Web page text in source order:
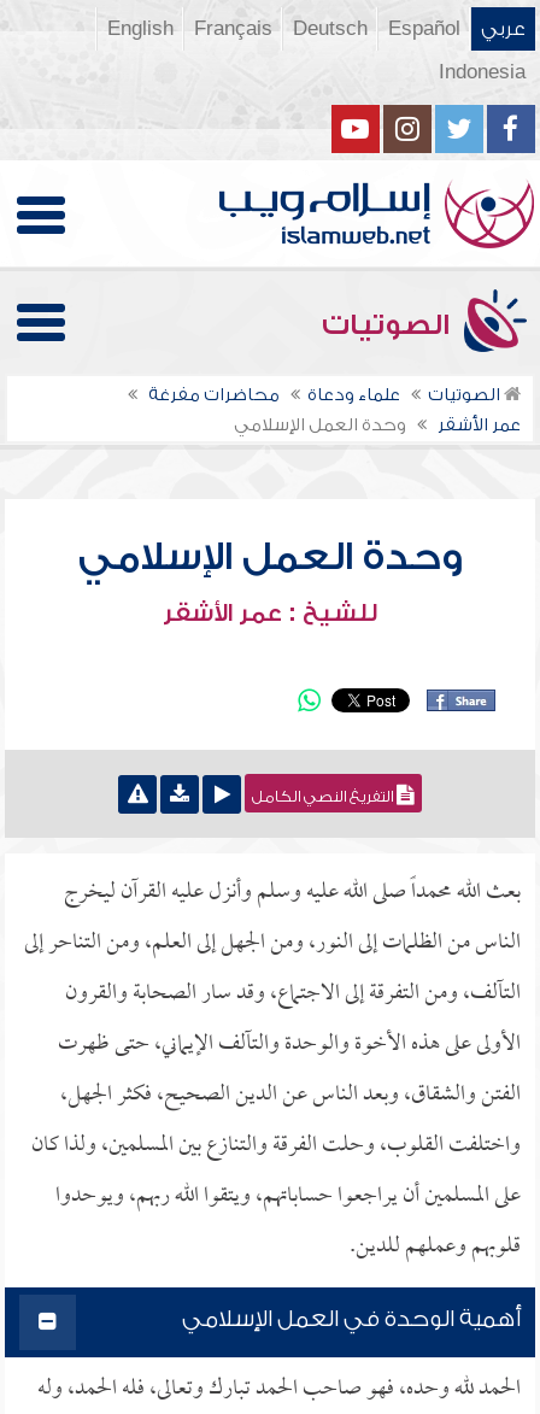
عربي Español
Deutsch
Français
English
Indonesia
الصوتيات
الصوتيات علماء ودعاة
محاضرات مفرغة
عمر الأشقر
وحدة العمل الإسلامي
وحدة العمل الإسلامي
للشيخ : عمر الأشقر
التفريغ النصي الكامل
بعث الله محمداً صلى الله عليه وسلم وأنزل عليه القرآن ليخرج
الناس من الظلمات إلى النور، ومن الجهل إلى العلم، ومن التناحر إلى
التآلف، ومن التفرقة إلى الاجتماع، وقد سار الصحابة والقرون
الأولى على هذه الأخوة والوحدة والتآلف الإيماني، حتى ظهرت
الفتن والشقاق، وبعد الناس عن الدين الصحيح، فكثر الجهل،
واختلفت القلوب، وحلت الفرقة والتنازع بين المسلمين، ولذا كان
على المسلمين أن يراجعوا حساباتهم، ويتقوا الله ربهم، ويوحدوا
قلوبهم وعملهم للدين.
أهمية الوحدة في العمل الإسلامي
الحمد لله وحده، فهو صاحب الحمد تبارك وتعالى، فله الحمد، وله